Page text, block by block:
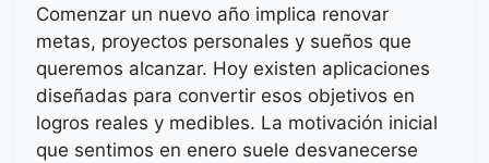
Comenzar un nuevo año implica renovar
metas, proyectos personales y sueños que
queremos alcanzar. Hoy existen aplicaciones
diseñadas para convertir esos objetivos en
logros reales y medibles. La motivación inicial
que sentimos en enero suele desvanecerse